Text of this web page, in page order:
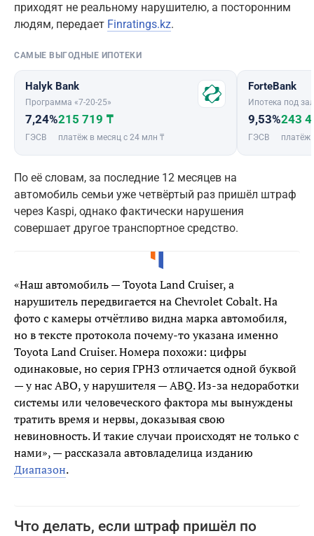
приходят не реальному нарушителю, а посторонним
людям, передает Finratings.kz.
САМЫЕ ВЫГОДНЫЕ ИПОТЕКИ
Halyk Bank
Программа «7-20-25»
7,24%
ГЭСВ
215 719 ₸
платёж в месяц с 24 млн ₸
ForteBank
Ипотека под
9,53%
ГЭСВ
243
платёж
По её словам, за последние 12 месяцев на
автомобиль семьи уже четвёртый раз пришёл штраф
через Kaspi, однако фактически нарушения
совершает другое транспортное средство.
«Наш автомобиль — Toyota Land Cruiser, а
нарушитель передвигается на Chevrolet Cobalt. На
фото с камеры отчётливо видна марка автомобиля,
но в тексте протокола почему-то указана именно
Toyota Land Cruiser. Номера похожи: цифры
одинаковые, но серия ГРНЗ отличается одной буквой
— у нас ABO, у нарушителя — ABQ. Из-за недоработки
системы или человеческого фактора мы вынуждены
тратить время и нервы, доказывая свою
невиновность. И такие случаи происходят не только с
нами», — рассказала автовладелица изданию
Диапазон.
Что делать, если штраф пришёл по